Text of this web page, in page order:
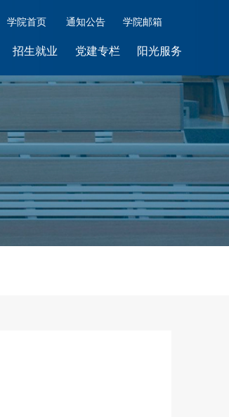
学院首页 通知公告 学院邮箱
招生就业 党建专栏 阳光服务